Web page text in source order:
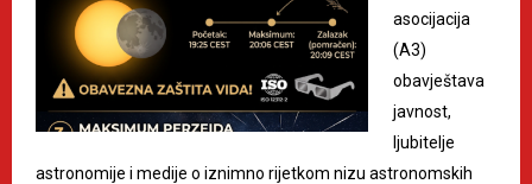
asocijacija
(A3)
obavještava
javnost,
ljubitelje
astronomije i medije o iznimno rijetkom nizu astronomskih